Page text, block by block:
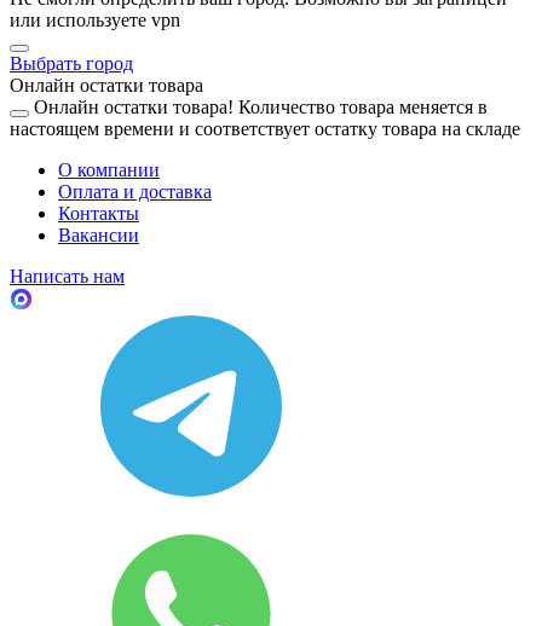
или используете vpn
Выбрать город
Онлайн остатки товара
Онлайн остатки товара! Количество товара меняется в
настоящем времени и соответствует остатку товара на складе
О компании
Оплата и доставка
Контакты
Вакансии
Написать нам